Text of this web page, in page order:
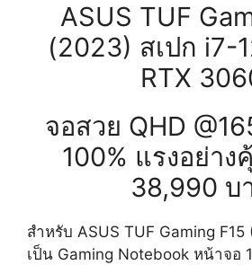
ASUS TUF
(2023) สเปก i7-
RTX
จอสวย QHD
100% แรงอย่าง
38,990 บ
สำหรับ ASUS TUF Gaming
เป็น Gaming Notebook หน้าจอ